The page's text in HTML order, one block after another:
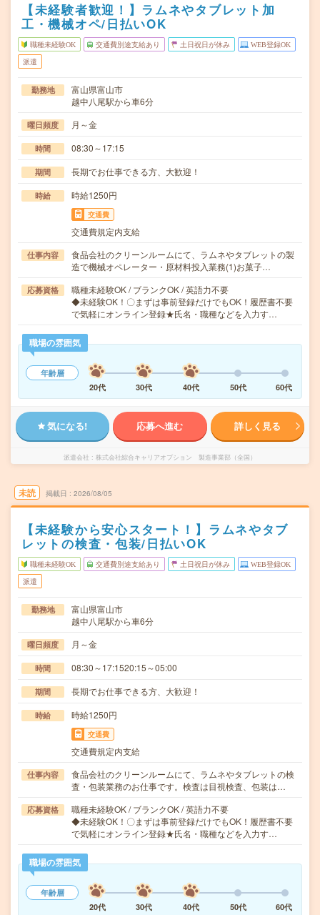
【未経験者歓迎！】ラムネやタブレット加
工・機械オペ/日払いOK
職種未経験OK 交通費別途支給あり 土日祝日が休み WEB登録OK
派遣
勤務地
富山県富山市
越中八尾駅から車6分
曜日頻度 月～金
時間 08:30～17:15
期間 長期でお仕事できる方、大歓迎！
時給 時給1250円
交通費
交通費規定内支給
仕事内容
食品会社のクリーンルームにて、ラムネやタブレットの製
造で機械オペレーター・原材料投入業務(1)お菓子…
応募資格
職種未経験OK / ブランクOK / 英語力不要
◆未経験OK！〇まずは事前登録だけでもOK！履歴書不要
で気軽にオンライン登録★氏名・職種などを入力す…
職場の雰囲気
年齢層
20代
30代 40代 50代 60代
気になる! 応募へ進む 詳しく見る
派遣会社 株式会社綜合キャリアオプション 製造事業部（全国）
未読 掲載日 2026/08/05
【未経験から安心スタート！】ラムネやタブ
レットの検査・包装/日払いOK
職種未経験OK 交通費別途支給あり 土日祝日が休み WEB登録OK
派遣
勤務地
富山県富山市
越中八尾駅から車6分
曜日頻度 月～金
時間 08:30～17:1520:15～05:00
期間 長期でお仕事できる方、大歓迎！
時給 時給1250円
交通費
交通費規定内支給
仕事内容
食品会社のクリーンルームにて、ラムネやタブレットの検
査・包装業務のお仕事です。検査は目視検査、包装は…
応募資格
職種未経験OK / ブランクOK / 英語力不要
◆未経験OK！〇まずは事前登録だけでもOK！履歴書不要
で気軽にオンライン登録★氏名・職種などを入力す…
職場の雰囲気
年齢層
20代
30代 40代 50代 60代